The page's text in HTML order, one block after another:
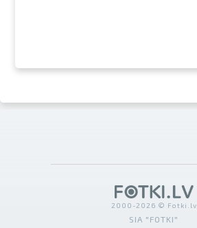
2000-2026 © Fotki.lv
SIA "FOTKI"